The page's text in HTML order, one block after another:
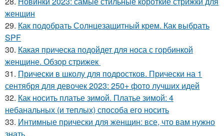
женщин
29. Как подобрать Солнцезащитный крем. Как выбрать
SPF
30. Какая прическа подойдет для носа с горбинкой
женщине. Обзор стрижек
31. Прически в школу для подростков. Прически на 1
сентября для девочек 2023: 250+ фото лучших идей
32. Как носить платье зимой. Платье зимой: 4
небанальных (и теплых) способа его носить
33. Интимные прически для женщин: все, что вам нужно